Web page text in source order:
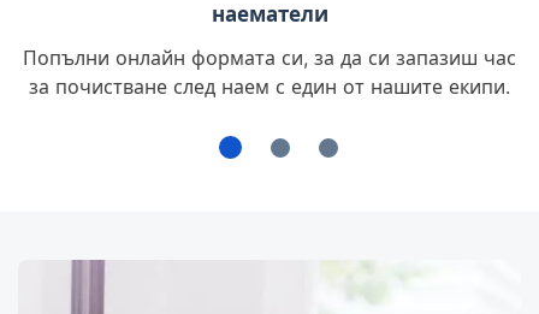
наематели
Попълни онлайн формата си, за да си запазиш час
за почистване след наем с един от нашите екипи.